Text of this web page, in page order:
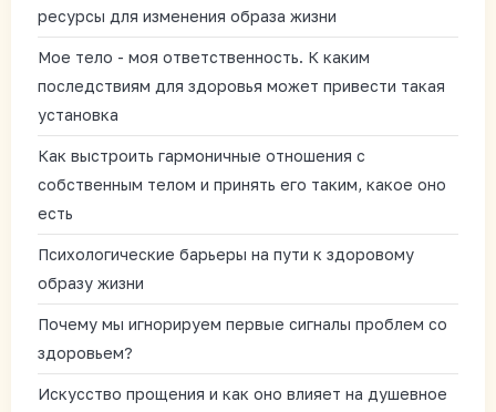
ресурсы для изменения образа жизни
Мое тело - моя ответственность. К каким
последствиям для здоровья может привести такая
установка
Как выстроить гармоничные отношения с
собственным телом и принять его таким, какое оно
есть
Психологические барьеры на пути к здоровому
образу жизни
Почему мы игнорируем первые сигналы проблем со
здоровьем?
Искусство прощения и как оно влияет на душевное